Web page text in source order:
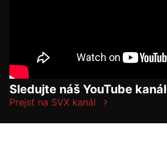
Sledujte náš YouTube kanál
Prejsť na SVX kanál